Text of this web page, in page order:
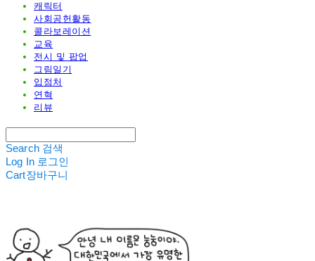
캐릭터
사회공헌활동
콜라보레이션
교육
전시 및 팝업
그림일기
입점처
연혁
리뷰
Search 검색
Log In 로그인
Cart장바구니